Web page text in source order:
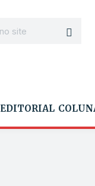
EDITORIAL